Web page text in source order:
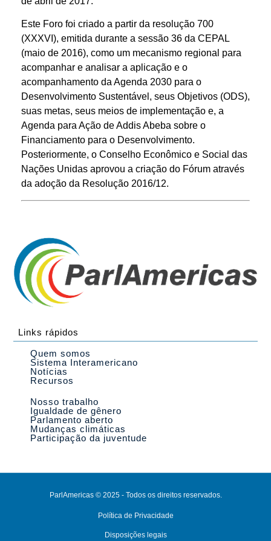
Este Foro foi criado a partir da resolução 700
(XXXVI), emitida durante a sessão 36 da CEPAL
(maio de 2016), como um mecanismo regional para
acompanhar e analisar a aplicação e o
acompanhamento da Agenda 2030 para o
Desenvolvimento Sustentável, seus Objetivos (ODS),
suas metas, seus meios de implementação e, a
Agenda para Ação de Addis Abeba sobre o
Financiamento para o Desenvolvimento.
Posteriormente, o Conselho Econômico e Social das
Nações Unidas aprovou a criação do Fórum através
da adoção da Resolução 2016/12.
Links rápidos
Quem somos
Sistema Interamericano
Notícias
Recursos
Nosso trabalho
Igualdade de gênero
Parlamento aberto
Mudanças climáticas
Participação da juventude
ParlAmericas © 2025 - Todos os direitos reservados.
Política de Privacidade
Disposições legais